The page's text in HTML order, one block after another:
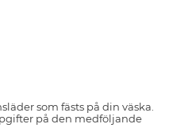
som fästs på din väska.
på den medföljande